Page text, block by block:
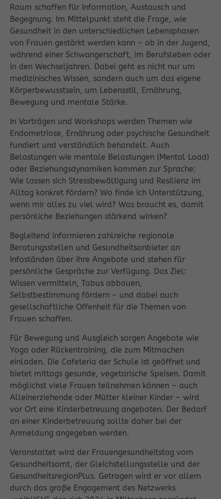
Raum schaffen für Information, Austausch und
Begegnung. Im Mittelpunkt steht die Frage, wie
Gesundheit in den unterschiedlichen Lebensphasen
von Frauen gestärkt werden kann – ob in der Jugend,
während einer Schwangerschaft, im Berufsleben oder
in den Wechseljahren. Dabei geht es nicht nur um
medizinisches Wissen, sondern auch um das eigene
Körperbewusstsein, um Lebensstil, Ernährung,
Bewegung und mentale Stärke.
In Vorträgen und Workshops werden Themen wie
Endometriose, Ernährung oder psychische Gesundheit
fundiert und verständlich behandelt. Auch
Belastungen wie mentale Belastungen (Mental Load)
oder Beziehungsdynamiken kommen zur Sprache:
Wie lassen sich Stressbewältigung und Resilienz im
Alltag konkret fördern? Wo finde ich Unterstützung,
wenn mir alles zu viel wird? Was braucht es, damit
persönliche Beziehungen stärkend wirken?
Begleitend informieren zahlreiche regionale
Beratungsstellen und Gesundheitsanbieter an
Infoständen über ihre Angebote und stehen für
persönliche Gespräche zur Verfügung. Das Ziel:
Wissen vermitteln, Tabus abbauen,
Selbstbestimmung fördern – und dabei auch
gesellschaftliche Offenheit für die Themen von
Frauen schaffen.
Für Bewegung und Ausgleich sorgen Angebote wie
Yoga oder Rückentraining, die zum Mitmachen
einladen. Die Cafeteria der Schule ist geöffnet und
bietet mittags gesunde, vegetarische Speisen. Damit
möglichst viele Frauen teilnehmen können – auch
Alleinerziehende oder Mütter kleiner Kinder – wird
vor Ort eine Kinderbetreuung angeboten. Der Bedarf
an einer Kinderbetreuung sollte daher bei der
Anmeldung angegeben werden.
Veranstaltet wird der Frauengesundheitstag vom
Gesundheitsamt, der Gleichstellungsstelle und der
GesundheitsregionPlus. Getragen wird er vor allem
durch das große Engagement des Netzwerks